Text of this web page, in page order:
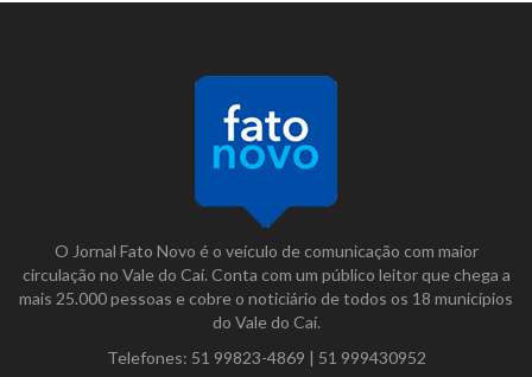
O Jornal Fato Novo é o veículo de comunicação com maior
circulação no Vale do Caí. Conta com um público leitor que chega a
mais 25.000 pessoas e cobre o noticiário de todos os 18 municípios
do Vale do Caí.
Telefones: 51 99823-4869 | 51 999430952